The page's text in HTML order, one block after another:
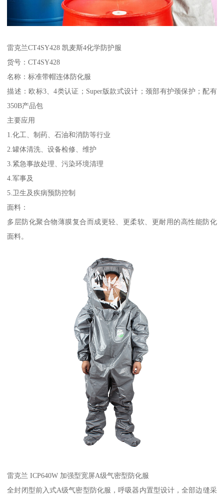
雷克兰CT4SY428 凯麦斯4化学防护服
货号：CT4SY428
名称：标准带帽连体防化服
描述：欧标3、4类认证；Super版款式设计；颈部有护颈保护；配有
350B产品包
主要应用
1.化工、制药、石油和消防等行业
2.罐体清洗、设备检修、维护
3.紧急事故处理、污染环境清理
4.军事及
5.卫生及疾病预防控制
面料：
多层防化聚合物薄膜复合而成更轻、更柔软、更耐用的高性能防化
面料。
雷克兰 ICP640W 加强型宽屏A级气密型防化服
全封闭型前入式A级气密型防化服，呼吸器内置型设计，全部边缝采